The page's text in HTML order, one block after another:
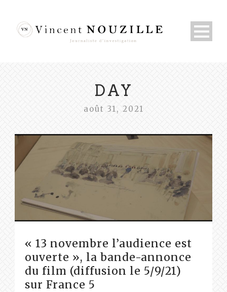
DAY
août 31, 2021
« 13 novembre l’audience est
ouverte », la bande-annonce
du film (diffusion le 5/9/21)
sur France 5